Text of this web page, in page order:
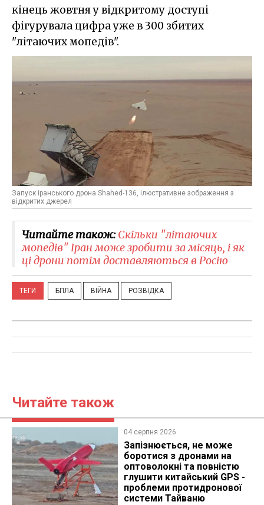
кінець жовтня у відкритому доступі
фігурувала цифра уже в 300 збитих
"літаючих мопедів".
Запуск іранського дрона Shahed-136, ілюстративне зображення з
відкритих джерел
Читайте також:Скільки "літаючих
мопедів" Іран може зробити за місяць, і як
ці дрони потім доставляються в Росію
ТЕГИ БПЛА ВІЙНА РОЗВІДКА
Читайте також
04 серпня 2026
Запізнюється, не може
боротися з дронами на
оптоволокні та повністю
глушити китайський GPS -
проблеми протидронової
системи Тайваню